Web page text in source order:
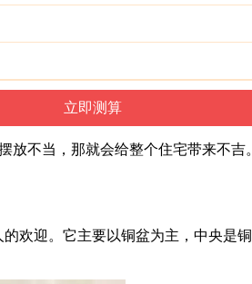
不当，那就会给整个住宅带来不
欢迎。它主要以铜盆为主，中央是